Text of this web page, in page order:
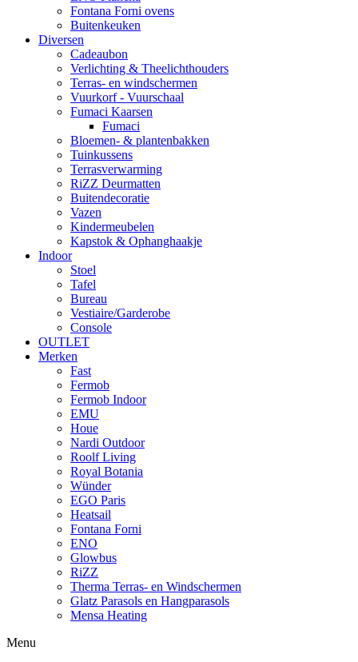
Fontana Forni ovens
Buitenkeuken
Diversen
Cadeaubon
Verlichting & Theelichthouders
Terras- en windschermen
Vuurkorf - Vuurschaal
Fumaci Kaarsen
Fumaci
Bloemen- & plantenbakken
Tuinkussens
Terrasverwarming
RiZZ Deurmatten
Buitendecoratie
Vazen
Kindermeubelen
Kapstok & Ophanghaakje
Indoor
Stoel
Tafel
Bureau
Vestiaire/Garderobe
Console
OUTLET
Merken
Fast
Fermob
Fermob Indoor
EMU
Houe
Nardi Outdoor
Roolf Living
Royal Botania
Wünder
EGO Paris
Heatsail
Fontana Forni
ENO
Glowbus
RiZZ
Therma Terras- en Windschermen
Glatz Parasols en Hangparasols
Mensa Heating
Menu